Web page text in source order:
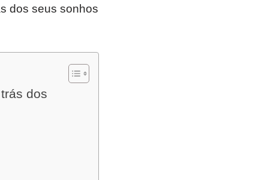
dos seus sonhos
dos